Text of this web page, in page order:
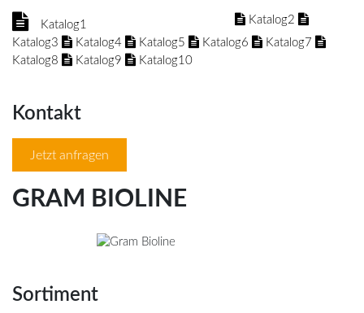
Katalog1
Katalog2
Katalog3
Katalog4 Katalog5 Katalog6
Katalog7
Katalog8
Katalog9 Katalog10
Kontakt
Jetzt anfragen
GRAM BIOLINE
Sortiment